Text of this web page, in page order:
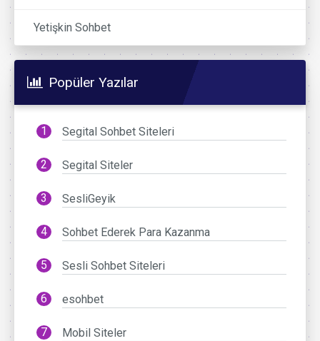
Yetişkin Sohbet
Popüler Yazılar
Segital Sohbet Siteleri
Segital Siteler
SesliGeyik
Sohbet Ederek Para Kazanma
Sesli Sohbet Siteleri
esohbet
Mobil Siteler